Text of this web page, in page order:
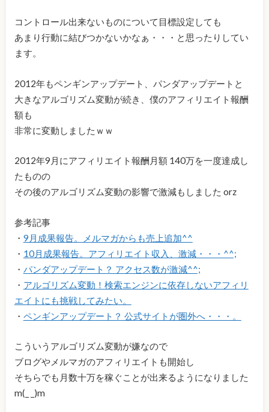
コントロール出来ないものについて目標設定しても
あまり行動に結びつかないかなぁ・・・と思ったりしてい
ます。
2012年もペンギンアップデート、パンダアップデートと
大きなアルゴリズム変動が続き、僕のアフィリエイト報酬
額も
非常に変動しましたｗｗ
2012年9月にアフィリエイト報酬月額 140万を一度達成し
たものの
その後のアルゴリズム変動の影響で激減もしました orz
参考記事
・ 9月成果報告。メルマガからも売上追加^^
・ 10月成果報告。アフィリエイト収入、激減・・・^^;
・ パンダアップデート？ アクセス数が激減^^;
・ アルゴリズム変動！検索エンジンに依存しないアフィリ
エイトにも挑戦してみたい。
・ ペンギンアップデート？ 公式サイトが圏外へ・・・。
こういうアルゴリズム変動が嫌なので
ブログやメルマガのアフィリエイトも開始し
そちらでも月数十万を稼ぐことが出来るようになりました
m(_ _)m